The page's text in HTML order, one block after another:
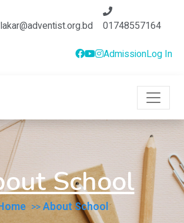
01748557164
AdmissionLog In
School
About School